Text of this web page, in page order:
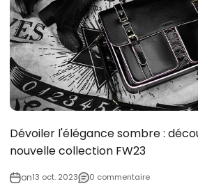
Dévoiler l'élégance sombre :
nouvelle collection FW23
on13 oct. 2023 0 commentaire